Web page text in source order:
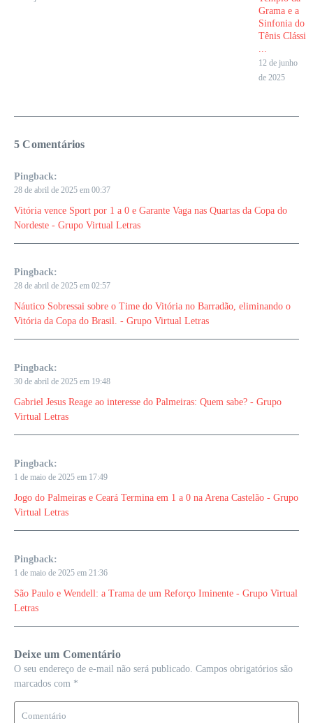
Grama e a
Sinfonia do
Tênis Clássi
12 de junho
de 2025
5 Comentários
Pingback:
28 de abril de 2025 em 00:37
Vitória vence Sport por 1 a 0 e Garante Vaga nas Quartas da Copa do
Nordeste - Grupo Virtual Letras
Pingback:
28 de abril de 2025 em 02:57
Náutico Sobressai sobre o Time do Vitória no Barradão, eliminando o
Vitória da Copa do Brasil. - Grupo Virtual Letras
Pingback:
30 de abril de 2025 em 19:48
Gabriel Jesus Reage ao interesse do Palmeiras: Quem sabe? - Grupo
Virtual Letras
Pingback:
1 de maio de 2025 em 17:49
Jogo do Palmeiras e Ceará Termina em 1 a 0 na Arena Castelão - Grupo
Virtual Letras
Pingback:
1 de maio de 2025 em 21:36
São Paulo e Wendell: a Trama de um Reforço Iminente - Grupo Virtual
Letras
Deixe um Comentário
O seu endereço de e-mail não será publicado. Campos obrigatórios são
marcados com *